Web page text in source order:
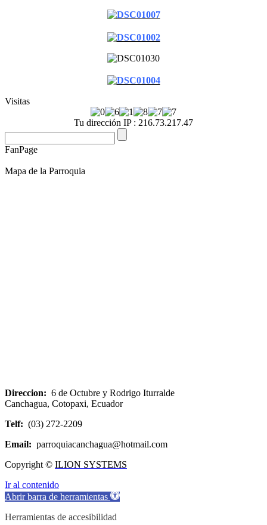
Visitas
Tu dirección IP : 216.73.217.47
FanPage
Mapa de la Parroquia
Direccion: 6 de Octubre y Rodrigo Iturralde
Canchagua, Cotopaxi, Ecuador
Telf: (03) 272-2209
Email: parroquiacanchagua@hotmail.com
Copyright © ILION SYSTEMS
Ir al contenido
Abrir barra de herramientas
Herramientas de accesibilidad